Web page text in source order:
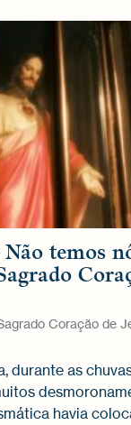
Não temos
Coração de
durante as
havia